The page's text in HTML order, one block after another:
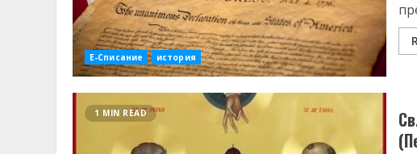
Е-Списание история
1 MIN READ